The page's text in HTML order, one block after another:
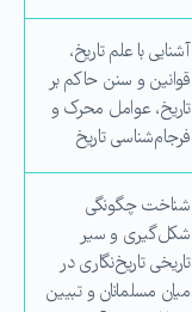
آشنایی با علم تاریخ،
قوانین و سنن حاکم بر
تاریخ، عوامل محرک و
فرجام‌شناسی تاریخ
شناخت چگونگی
شكل‌گیری و سیر
تاریخی تاریخ‌نگاری در
میان مسلمانان و تبیین